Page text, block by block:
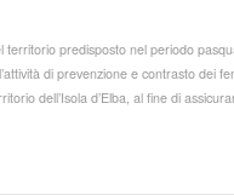
territorio predisposto nel periodo
di prevenzione e contrasto dei
dell’Isola d’Elba, al fine di